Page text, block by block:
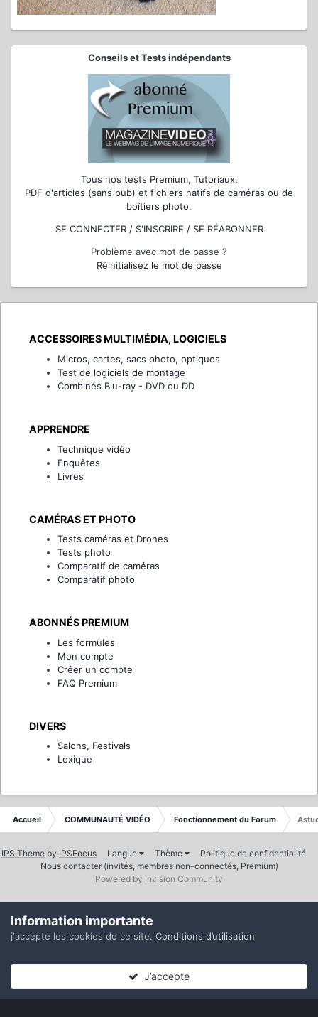
Conseils et Tests indépendants
Tous nos tests Premium, Tutoriaux,
PDF d'articles (sans pub) et fichiers natifs de caméras ou de
boîtiers photo.
SE CONNECTER / S'INSCRIRE / SE RÉABONNER
Problème avec mot de passe ?
Réinitialisez le mot de passe
ACCESSOIRES MULTIMÉDIA, LOGICIELS
Micros, cartes, sacs photo, optiques
Test de logiciels de montage
Combinés Blu-ray - DVD ou DD
APPRENDRE
Technique vidéo
Enquêtes
Livres
CAMÉRAS ET PHOTO
Tests caméras et Drones
Tests photo
Comparatif de caméras
Comparatif photo
ABONNÉS PREMIUM
Les formules
Mon compte
Créer un compte
FAQ Premium
DIVERS
Salons, Festivals
Lexique
Accueil COMMUNAUTÉ VIDÉO Fonctionnement du Forum
IPS Theme by IPSFocus Langue Thème
Politique de confidentialité
Nous contacter (invités, membres non-connectés, Premium)
Powered by Invision Community
Information importante
j'accepte les cookies de ce site. Conditions d’utilisation
J’accepte